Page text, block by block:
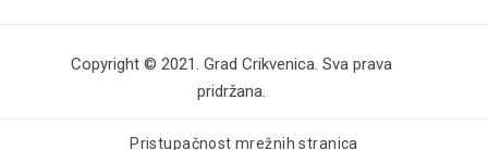
Copyright © 2021. Grad Crikvenica. Sva prava
pridržana.
Pristupačnost mrežnih stranica